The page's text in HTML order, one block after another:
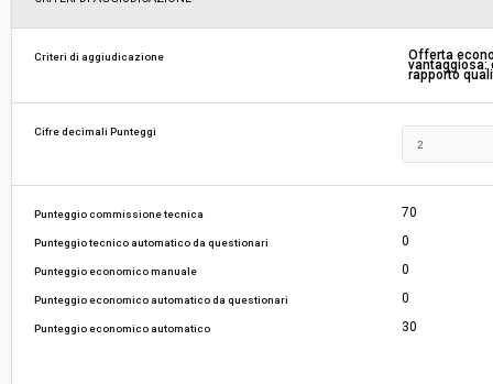
Valore stimato della procedura:
Criteri di aggiudicazione Offerta
vantaggiosa:
rapporto
Cifre decimali Punteggi
Punteggio commissione tecnica 70
Punteggio tecnico automatico da questionari 0
Punteggio economico manuale 0
Punteggio economico automatico da questionari 0
Punteggio economico automatico 30